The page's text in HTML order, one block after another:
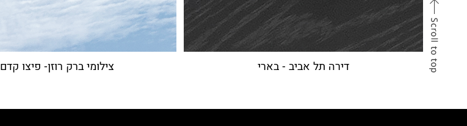
דירה תל אביב - בארי צילומי ברק רוזן- פיצו קדם